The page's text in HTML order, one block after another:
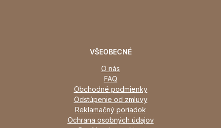
VŠEOBECNÉ
O nás
FAQ
Obchodné podmienky
Odstúpenie od zmluvy
Reklamačný poriadok
Ochrana osobných údajov